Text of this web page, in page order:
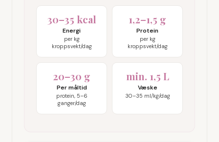
30–35 kcal
Energi
per kg
kroppsvekt/dag
1,2–1,5 g
Protein
per kg
kroppsvekt/dag
20–30 g
Per måltid
protein, 5–6
ganger/dag
min. 1,5 L
Væske
30–35 ml/kg/dag